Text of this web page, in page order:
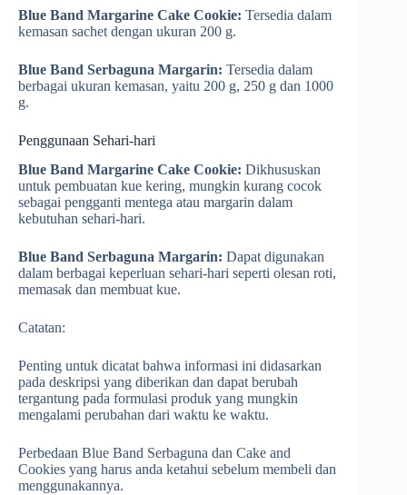
Blue Band Margarine Cake Cookie: Tersedia dalam
kemasan sachet dengan ukuran 200 g.
Blue Band Serbaguna Margarin: Tersedia dalam
berbagai ukuran kemasan, yaitu 200 g, 250 g dan 1000
g.
Penggunaan Sehari-hari
Blue Band Margarine Cake Cookie: Dikhususkan
untuk pembuatan kue kering, mungkin kurang cocok
sebagai pengganti mentega atau margarin dalam
kebutuhan sehari-hari.
Blue Band Serbaguna Margarin: Dapat digunakan
dalam berbagai keperluan sehari-hari seperti olesan roti,
memasak dan membuat kue.
Catatan:
Penting untuk dicatat bahwa informasi ini didasarkan
pada deskripsi yang diberikan dan dapat berubah
tergantung pada formulasi produk yang mungkin
mengalami perubahan dari waktu ke waktu.
Perbedaan Blue Band Serbaguna dan Cake and
Cookies yang harus anda ketahui sebelum membeli dan
menggunakannya.